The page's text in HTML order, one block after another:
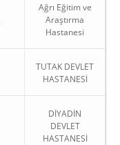
Ağrı Eğitim ve
Araştırma
Hastanesi
TUTAK DEVLET
HASTANESİ
DİYADİN
DEVLET
HASTANESİ